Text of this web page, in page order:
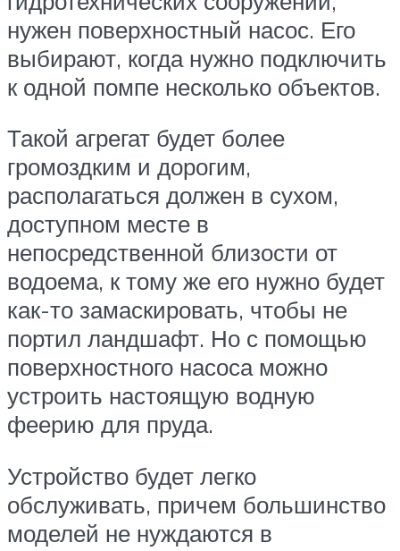
нужен поверхностный насос. Его
выбирают, когда нужно подключить
к одной помпе несколько объектов.
Такой агрегат будет более
громоздким и дорогим,
располагаться должен в сухом,
доступном месте в
непосредственной близости от
водоема, к тому же его нужно будет
как-то замаскировать, чтобы не
портил ландшафт. Но с помощью
поверхностного насоса можно
устроить настоящую водную
феерию для пруда.
Устройство будет легко
обслуживать, причем большинство
моделей не нуждаются в